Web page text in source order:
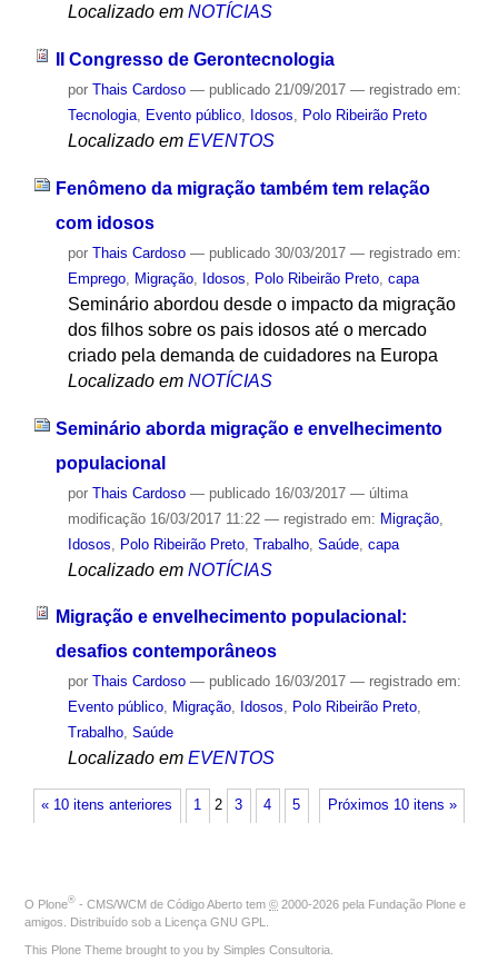
Localizado em NOTÍCIAS
II Congresso de Gerontecnologia
por Thais Cardoso — publicado21/09/2017 — registrado em:
Tecnologia, Evento público, Idosos, Polo Ribeirão Preto
Localizado em EVENTOS
Fenômeno da migração também tem relação
com idosos
por Thais Cardoso — publicado30/03/2017 — registrado em:
Emprego, Migração, Idosos Polo Ribeirão Preto, capa
Seminário abordou desde o impacto da migração
dos filhos sobre os pais idosos até o mercado
criado pela demanda de cuidadores na Europa
Localizado em NOTÍCIAS
Seminário aborda migração e envelhecimento
populacional
por Thais Cardoso — publicado16/03/2017 — última
modificação16/03/2017 11:22 — registrado em: Migração,
Idosos
Polo Ribeirão Preto, Trabalho, Saúde, capa
Localizado em NOTÍCIAS
Migração e envelhecimento populacional:
desafios contemporâneos
por Thais Cardoso — publicado16/03/2017 — registrado em:
Evento público, Migração, Idosos, Polo Ribeirão Preto,
Trabalho, Saúde
Localizado em EVENTOS
« 10 itens anteriores Próximos 10 itens »
1 2 3 4 5
O Plone® - CMS/WCM de Código Aberto tem © 2000-2026 pela Fundação Plone e
amigos. Distribuído sob a Licença GNU GPL
This Plone Theme brought to you by Simples Consultoria